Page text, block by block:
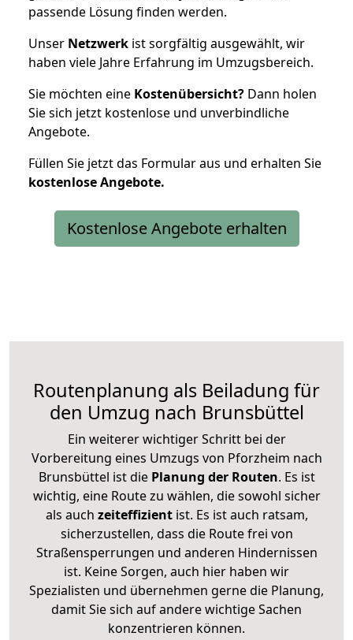
passende Lösung finden werden.
Unser Netzwerk ist sorgfältig ausgewählt, wir
haben viele Jahre Erfahrung im Umzugsbereich.
Sie möchten eine Kostenübersicht? Dann holen
Sie sich jetzt kostenlose und unverbindliche
Angebote.
Füllen Sie jetzt das Formular aus und erhalten Sie
kostenloseAngebote.
Kostenlose Angebote erhalten
Routenplanung als Beiladung für
den Umzug nach Brunsbüttel
Ein weiterer wichtiger Schritt bei der
Vorbereitung eines Umzugs von Pforzheim nach
Brunsbüttel ist diePlanung der Routen. Es ist
wichtig, eine Route zu wählen, die sowohl sicher
als auch zeiteffizientist. Es ist auch ratsam,
sicherzustellen, dass die Route frei von
Straßensperrungen und anderen Hindernissen
ist. Keine Sorgen, auch hier haben wir
Spezialisten und übernehmen gerne die Planung,
damit Sie sich auf andere wichtige Sachen
konzentrieren können.